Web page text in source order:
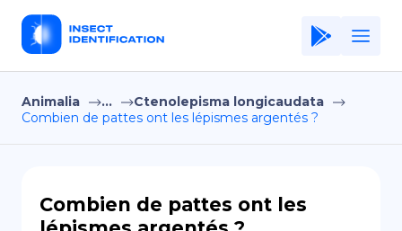
Home
Application
Terms of Use
Privacy Policy
Animalia ...
Ctenolepisma longicaudata
Combien de pattes ont les lépismes argentés ?
Combien de pattes ont les